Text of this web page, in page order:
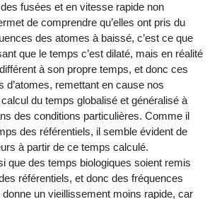
fusées et en vitesse rapide non
de comprendre qu’elles ont pris du
des atomes à baissé, c’est ce que
que le temps c’est dilaté, mais en réalité
à son propre temps, et donc ces
d’atomes, remettant en cause nos
du temps globalisé et généralisé à
des conditions particulières. Comme il
des référentiels, il semble évident de
à partir de ce temps calculé.
que des temps biologiques soient remis
référentiels, et donc des fréquences
donne un vieillissement moins rapide, car